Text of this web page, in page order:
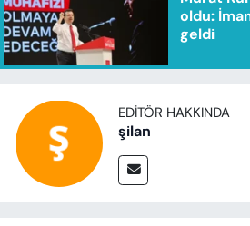
oldu:
geldi
EDITÖR HAKKINDA
şilan